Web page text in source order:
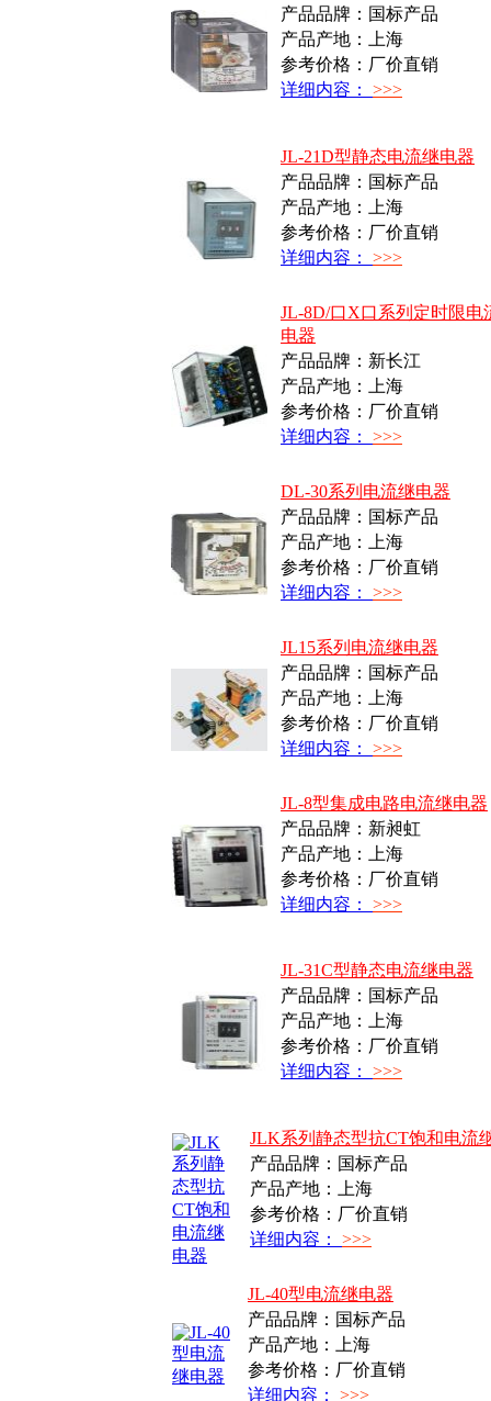
产品品牌：国标产品
产品产地：上海
参考价格：厂价直销
详细内容： >>>
JL-21D型静态电流继电器
产品品牌：国标产品
产品产地：上海
参考价格：厂价直销
详细内容： >>>
JL-8D/口X口系列定时限电
电器
产品品牌：新长江
产品产地：上海
参考价格：厂价直销
详细内容： >>>
DL-30系列电流继电器
产品品牌：国标产品
产品产地：上海
参考价格：厂价直销
详细内容： >>>
JL15系列电流继电器
产品品牌：国标产品
产品产地：上海
参考价格：厂价直销
详细内容： >>>
JL-8型集成电路电流继电器
产品品牌：新昶虹
产品产地：上海
参考价格：厂价直销
详细内容： >>>
JL-31C型静态电流继电器
产品品牌：国标产品
产品产地：上海
参考价格：厂价直销
详细内容： >>>
JLK系列静态型抗CT饱和电流
产品品牌：国标产品
产品产地：上海
参考价格：厂价直销
详细内容： >>>
JL-40型电流继电器
产品品牌：国标产品
产品产地：上海
参考价格：厂价直销
详细内容： >>>